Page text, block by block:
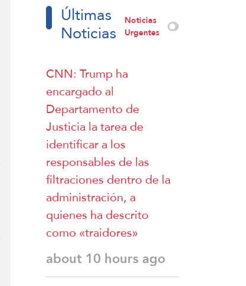
zona rural de
Damasco: SANA
Últimas
Noticias Noticias
Urgentes
CNN: Trump ha
encargado al
Departamento de
Justicia la tarea de
identificar a los
responsables de las
filtraciones dentro de la
administración, a
quienes ha descrito
como «traidores»
about 10 hours ago